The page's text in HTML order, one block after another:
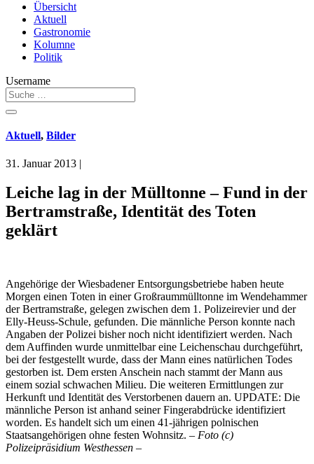
Übersicht
Aktuell
Gastronomie
Kolumne
Politik
Username
Aktuell, Bilder
31. Januar 2013 |
Leiche lag in der Mülltonne – Fund in der
Bertramstraße, Identität des Toten
geklärt
Angehörige der Wiesbadener Entsorgungsbetriebe haben heute
Morgen einen Toten in einer Großraummülltonne im Wendehammer
der Bertramstraße, gelegen zwischen dem 1. Polizeirevier und der
Elly-Heuss-Schule, gefunden. Die männliche Person konnte nach
Angaben der Polizei bisher noch nicht identifiziert werden. Nach
dem Auffinden wurde unmittelbar eine Leichenschau durchgeführt,
bei der festgestellt wurde, dass der Mann eines natürlichen Todes
gestorben ist. Dem ersten Anschein nach stammt der Mann aus
einem sozial schwachen Milieu. Die weiteren Ermittlungen zur
Herkunft und Identität des Verstorbenen dauern an. UPDATE: Die
männliche Person ist anhand seiner Fingerabdrücke identifiziert
worden. Es handelt sich um einen 41-jährigen polnischen
Staatsangehörigen ohne festen Wohnsitz. – Foto (c)
Polizeipräsidium Westhessen –